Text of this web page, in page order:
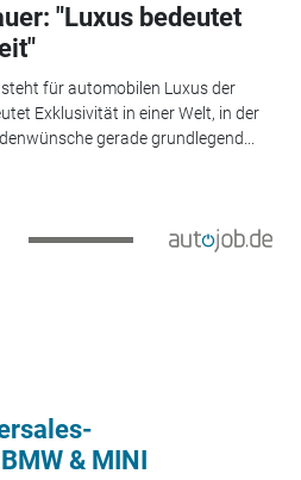
"Luxus bedeutet
für automobilen Luxus der
Exklusivität in einer Welt, in der
gerade grundlegend...
& MINI